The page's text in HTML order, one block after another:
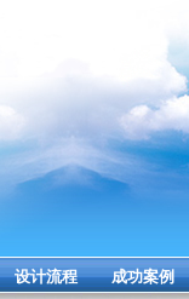
设计流程 成功案例